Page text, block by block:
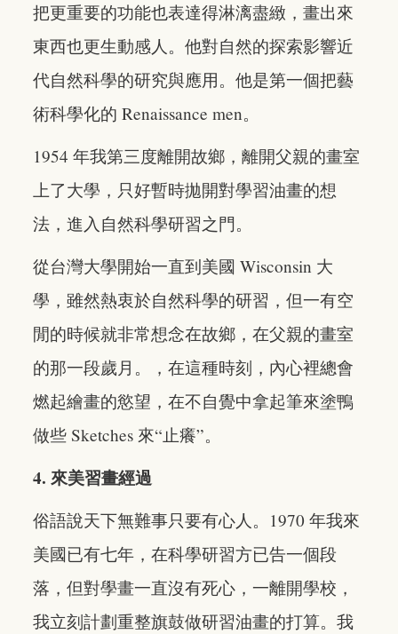
把更重要的功能也表達得淋漓盡緻，畫出來
東西也更生動感人。他對自然的探索影響近
代自然科學的研究與應用。他是第一個把藝
術科學化的 Renaissance men。
1954 年我第三度離開故鄉，離開父親的畫室
上了大學，只好暫時拋開對學習油畫的想
法，進入自然科學研習之門。
從台灣大學開始一直到美國 Wisconsin 大
學，雖然熱衷於自然科學的研習，但一有空
閒的時候就非常想念在故鄉，在父親的畫室
的那一段歲月。，在這種時刻，內心裡總會
燃起繪畫的慾望，在不自覺中拿起筆來塗鴨
做些 Sketches 來“止癢”。
4. 來美習畫經過
俗語說天下無難事只要有心人。1970 年我來
美國已有七年，在科學研習方已告一個段
落，但對學畫一直沒有死心，一離開學校，
我立刻計劃重整旗鼓做研習油畫的打算。我